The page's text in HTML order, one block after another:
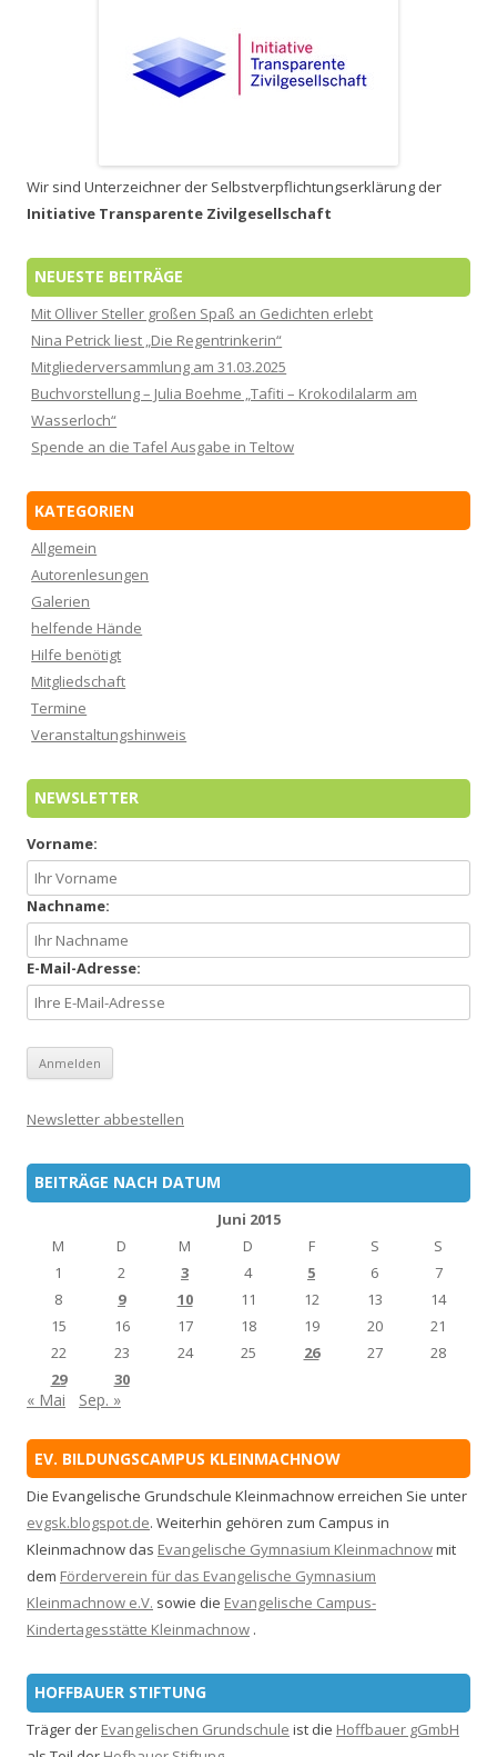
Wir sind Unterzeichner der Selbstverpflichtungserklärung der
Initiative Transparente Zivilgesellschaft
NEUESTE BEITRÄGE
Mit Olliver Steller großen Spaß an Gedichten erlebt
Nina Petrick liest „Die Regentrinkerin“
Mitgliederversammlung am 31.03.2025
Buchvorstellung – Julia Boehme „Tafiti – Krokodilalarm am
Wasserloch“
Spende an die Tafel Ausgabe in Teltow
KATEGORIEN
Allgemein
Autorenlesungen
Galerien
helfende Hände
Hilfe benötigt
Mitgliedschaft
Termine
Veranstaltungshinweis
NEWSLETTER
Vorname:
Nachname:
E-Mail-Adresse:
Newsletter abbestellen
BEITRÄGE NACH DATUM
Juni 2015
M
D M D F S
S
1
2 3 4 5 6
7
8
9 10 11 12 13
14
15
16 17 18 19 20
21
22
23 24 25 26 27
28
29
30
« Mai Sep. »
EV. BILDUNGSCAMPUS KLEINMACHNOW
Die Evangelische Grundschule Kleinmachnow erreichen Sie unter
evgsk.blogspot.de. Weiterhin gehören zum Campus in
Kleinmachnow das Evangelische Gymnasium Kleinmachnowmit
dem Förderverein für das Evangelische Gymnasium
Kleinmachnow e.V. sowie die Evangelische Campus-
Kindertagesstätte Kleinmachnow .
HOFFBAUER STIFTUNG
Träger der Evangelischen Grundschule ist die Hoffbauer gGmbH